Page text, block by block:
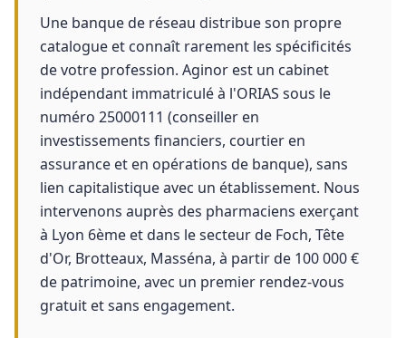
Une banque de réseau distribue son propre
catalogue et connaît rarement les spécificités
de votre profession. Aginor est un cabinet
indépendant immatriculé à l'ORIAS sous le
numéro 25000111 (conseiller en
investissements financiers, courtier en
assurance et en opérations de banque), sans
lien capitalistique avec un établissement. Nous
intervenons auprès des pharmaciens exerçant
à Lyon 6ème et dans le secteur de Foch, Tête
d'Or, Brotteaux, Masséna, à partir de 100 000 €
de patrimoine, avec un premier rendez-vous
gratuit et sans engagement.